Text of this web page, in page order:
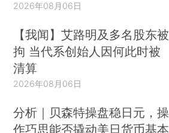
2026年08月06日
【我闻】艾路明及多名股东被
拘 当代系创始人因何此时被
清算
2026年08月06日
分析｜贝森特操盘稳日元，操
作巧思能否撬动美日货币基本